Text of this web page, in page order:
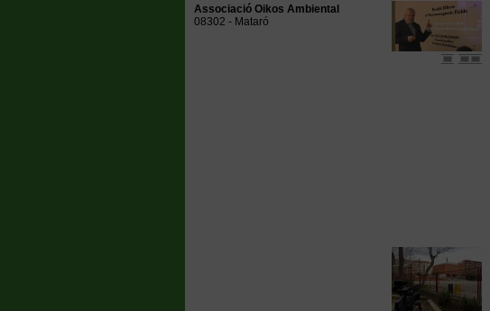
Associació Oikos Ambiental
08302 - Mataró